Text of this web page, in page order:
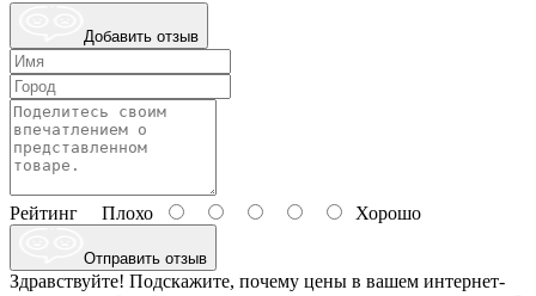
Добавить отзыв
Рейтинг Плохо Хорошо
Отправить отзыв
Здравствуйте! Подскажите, почему цены в вашем интернет-